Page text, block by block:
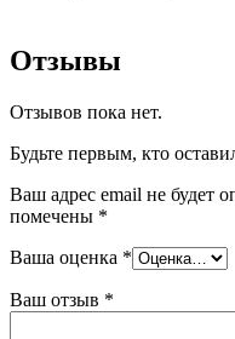
Отзывы
Отзывов пока нет.
Будьте первым, кто
Ваш адрес email не будет
помечены *
Ваша оценка *
Ваш отзыв *